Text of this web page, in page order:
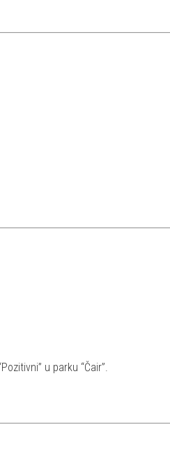
u parku “Čair”.